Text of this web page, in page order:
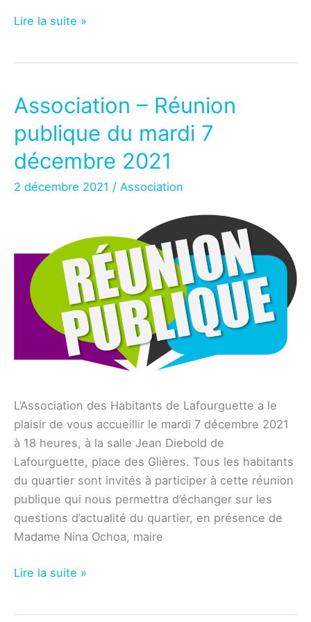
Conseil
publique
de
restitution
sur
la
sectorisation
Guilhermy
Lire la suite »
Association – Réunion
publique du mardi 7
décembre 2021
2 décembre 2021 / Association
L’Association des Habitants de Lafourguette a le
plaisir de vous accueillir le mardi 7 décembre 2021
à 18 heures, à la salle Jean Diebold de
Lafourguette, place des Glières. Tous les habitants
du quartier sont invités à participer à cette réunion
publique qui nous permettra d’échanger sur les
questions d’actualité du quartier, en présence de
Madame Nina Ochoa, maire
Association
Lire la suite »